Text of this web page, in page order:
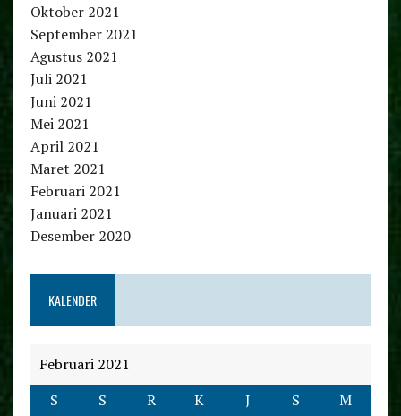
Oktober 2021
September 2021
Agustus 2021
Juli 2021
Juni 2021
Mei 2021
April 2021
Maret 2021
Februari 2021
Januari 2021
Desember 2020
KALENDER
Februari 2021
S
S R K J S M